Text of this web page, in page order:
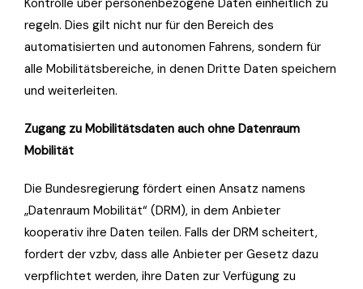
Kontrolle über personenbezogene Daten einheitlich zu
regeln. Dies gilt nicht nur für den Bereich des
automatisierten und autonomen Fahrens, sondern für
alle Mobilitätsbereiche, in denen Dritte Daten speichern
und weiterleiten.
Zugang zu Mobilitätsdaten auch ohne Datenraum
Mobilität
Die Bundesregierung fördert einen Ansatz namens
„Datenraum Mobilität“ (DRM), in dem Anbieter
kooperativ ihre Daten teilen. Falls der DRM scheitert,
fordert der vzbv, dass alle Anbieter per Gesetz dazu
verpflichtet werden, ihre Daten zur Verfügung zu